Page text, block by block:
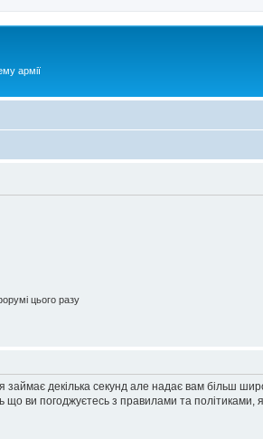
армії
цього разу
декілька секунд але надає вам більш
що ви погоджуєтесь з правилами та